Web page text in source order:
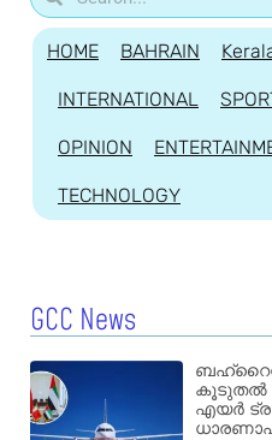
HOME BAHRAIN
INTERNATIONAL
OPINION
TECHNOLOGY
GCC News
ബഹ്‌റൈൻ
കൂടുതൽ
എയർ